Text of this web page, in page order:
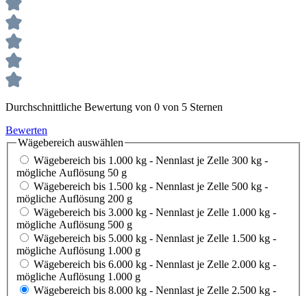
Durchschnittliche Bewertung von 0 von 5 Sternen
Bewerten
Wägebereich auswählen
Wägebereich bis 1.000 kg - Nennlast je Zelle 300 kg -
mögliche Auflösung 50 g
Wägebereich bis 1.500 kg - Nennlast je Zelle 500 kg -
mögliche Auflösung 200 g
Wägebereich bis 3.000 kg - Nennlast je Zelle 1.000 kg -
mögliche Auflösung 500 g
Wägebereich bis 5.000 kg - Nennlast je Zelle 1.500 kg -
mögliche Auflösung 1.000 g
Wägebereich bis 6.000 kg - Nennlast je Zelle 2.000 kg -
mögliche Auflösung 1.000 g
Wägebereich bis 8.000 kg - Nennlast je Zelle 2.500 kg -